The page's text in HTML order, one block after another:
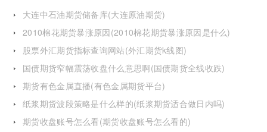
期货持仓量限额是多少)
(期货锁仓最多可以多长时
间卖出)
大连中石油期货储备库(大连原油期货)
2010棉花期货暴涨原因(2010棉花期货暴涨原因是什么)
股票外汇期货指标查询网站(外汇期货k线图)
国债期货窄幅震荡收盘什么意思啊(国债期货全线收跌)
期货有色金属直播(有色金属期货平台)
纸浆期货波段策略是什么样的(纸浆期货适合做日内吗)
期货收盘账号怎么看(期货收盘账号怎么看的)